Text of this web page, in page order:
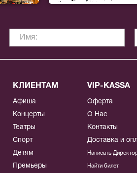
КЛИЕНТАМ
Афиша
Концерты
Театры
Спорт
Детям
Премьеры
VIP-KASSA
Оферта
О Нас
Контакты
Доставка и
Написать
Найти билет